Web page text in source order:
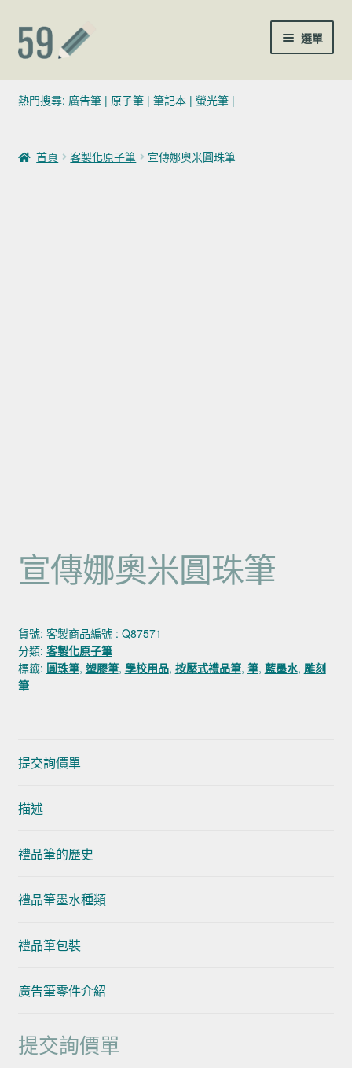
跳至導覽列
跳至主要內容 選單
(02)7729-4140
聯絡我們
熱門搜尋: 廣告筆| 原子筆| 筆記本| 螢光筆|
首頁 客製化原子筆 宣傳娜奧米圓珠筆
宣傳娜奧米圓珠筆
貨號: 客製商品編號 : Q87571
分類: 客製化原子筆
標籤: 圓珠筆, 塑膠筆, 學校用品, 按壓式禮品筆, 筆, 藍墨水, 雕刻
筆
提交詢價單
描述
禮品筆的歷史
禮品筆墨水種類
禮品筆包裝
廣告筆零件介紹
提交詢價單